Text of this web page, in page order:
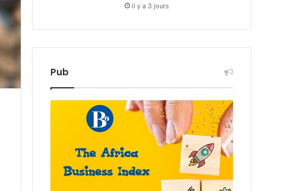
il y a 3 jours
Pub